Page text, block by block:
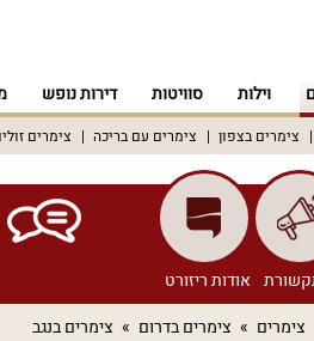
וילות סוויטות דירות נופש
צימרים בצפון צימרים עם בריכה צימרים
אודות ריזורט
צימרים צימרים בדרום צימרים בנגב